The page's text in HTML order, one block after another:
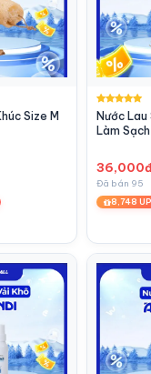
Size M
Nước Lau
Làm
Đã bán 95
8,748